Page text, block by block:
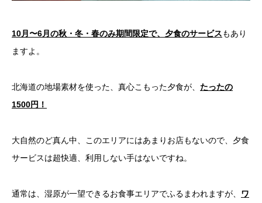
10月〜6月の秋・冬・春のみ期間限定で、夕食のサービスもあり
ますよ。
北海道の地場素材を使った、真心こもった夕食が、 たったの
1500円！
大自然のど真ん中、このエリアにはあまりお店もないので、夕食
サービスは超快適、利用しない手はないですね。
通常は、湿原が一望できるお食事エリアでふるまわれますが、 ワ